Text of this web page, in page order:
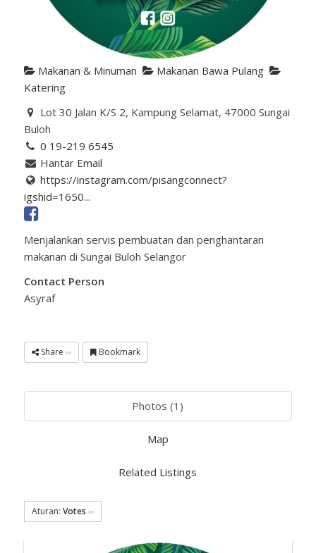
Makanan & Minuman
Makanan Bawa Pulang
Katering
Lot 30 Jalan K/S 2, Kampung Selamat, 47000 Sungai
Buloh
0 19-219 6545
Hantar Email
https://instagram.com/pisangconnect?
igshid=1650...
Menjalankan servis pembuatan dan penghantaran
makanan di Sungai Buloh Selangor
Contact Person
Asyraf
Share Bookmark
Photos (1)
Map
Related Listings
Aturan: Votes